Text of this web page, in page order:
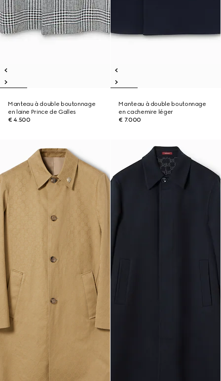
Manteau à double boutonnage
en laine Prince de Galles
€ 4.500
Manteau à double boutonnage
en cachemire léger
€ 7.000